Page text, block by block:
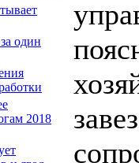
один
2018